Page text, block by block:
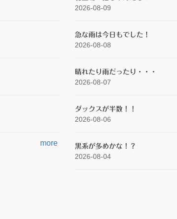
more
2026-08-09
急な雨は今日もでした！
2026-08-08
晴れたり雨だったり・・・
2026-08-07
ダックスが半数！！
2026-08-06
黒系が多めかな！？
2026-08-04